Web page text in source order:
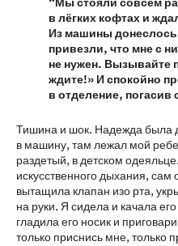
в лёгких кофтах и
Из машины
привезли, что мне с
не нужен. Вызывайте
ждите!» И спокойно
в отделение, погасив
Тишина и шок. Надежда была
в машину, там лежал мой
раздетый, в детском
искусственного дыхания,
вытащила клапан изо рта,
на руки. Я сидела и качала
гладила его носик и
только приснись мне, только